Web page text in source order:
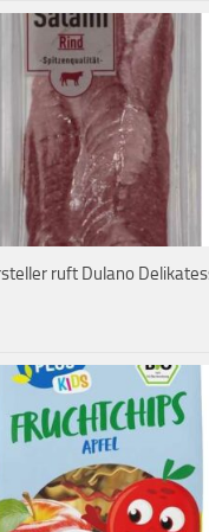
ruft Dulano